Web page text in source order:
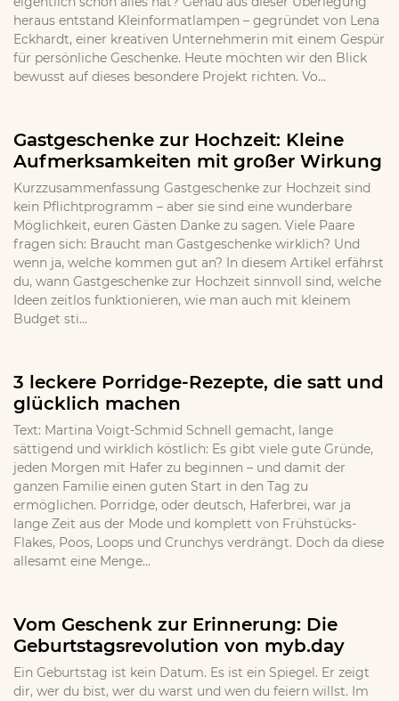
heraus entstand Kleinformatlampen – gegründet von Lena
Eckhardt, einer kreativen Unternehmerin mit einem Gespür
für persönliche Geschenke. Heute möchten wir den Blick
bewusst auf dieses besondere Projekt richten. Vo...
Gastgeschenke zur Hochzeit: Kleine
Aufmerksamkeiten mit großer Wirkung
Kurzzusammenfassung Gastgeschenke zur Hochzeit sind
kein Pflichtprogramm – aber sie sind eine wunderbare
Möglichkeit, euren Gästen Danke zu sagen. Viele Paare
fragen sich: Braucht man Gastgeschenke wirklich? Und
wenn ja, welche kommen gut an? In diesem Artikel erfährst
du, wann Gastgeschenke zur Hochzeit sinnvoll sind, welche
Ideen zeitlos funktionieren, wie man auch mit kleinem
Budget sti...
3 leckere Porridge-Rezepte, die satt und
glücklich machen
Text: Martina Voigt-Schmid Schnell gemacht, lange
sättigend und wirklich köstlich: Es gibt viele gute Gründe,
jeden Morgen mit Hafer zu beginnen – und damit der
ganzen Familie einen guten Start in den Tag zu
ermöglichen. Porridge, oder deutsch, Haferbrei, war ja
lange Zeit aus der Mode und komplett von Frühstücks-
Flakes, Poos, Loops und Crunchys verdrängt. Doch da diese
allesamt eine Menge...
Vom Geschenk zur Erinnerung: Die
Geburtstagsrevolution von myb.day
Ein Geburtstag ist kein Datum. Es ist ein Spiegel. Er zeigt
dir, wer du bist, wer du warst und wen du feiern willst. Im